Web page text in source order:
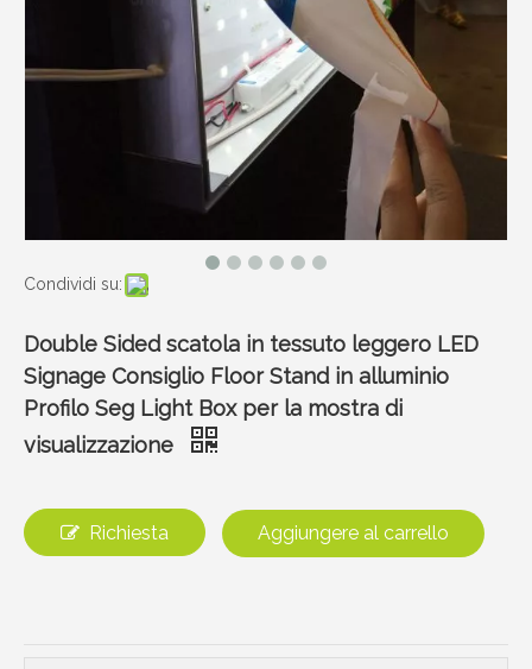
Condividi su:
Double Sided scatola in tessuto leggero LED
Signage Consiglio Floor Stand in alluminio
Profilo Seg Light Box per la mostra di
visualizzazione
Richiesta Aggiungere al carrello